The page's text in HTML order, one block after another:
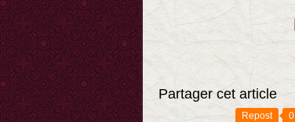
Partager cet article
Repost 0